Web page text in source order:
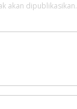
akan dipublikasikan.